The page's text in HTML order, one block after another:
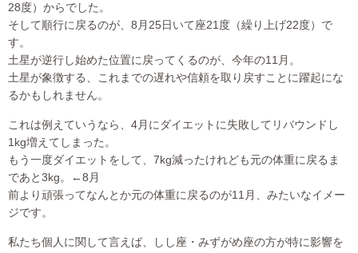
28度）からでした。
そして順行に戻るのが、8月25日いて座21度（繰り上げ22度）で
す。
土星が逆行し始めた位置に戻ってくるのが、今年の11月。
土星が象徴する、これまでの遅れや信頼を取り戻すことに躍起にな
るかもしれません。
これは例えていうなら、4月にダイエットに失敗してリバウンドし
1kg増えてしまった。
もう一度ダイエットをして、7kg減ったけれども元の体重に戻るま
であと3kg。←8月
前より頑張ってなんとか元の体重に戻るのが11月、みたいなイメー
ジです。
私たち個人に関して言えば、しし座・みずがめ座の方が特に影響を